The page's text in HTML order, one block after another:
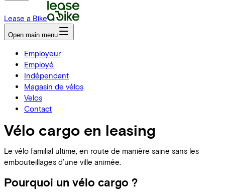
Lease a Bike
Open main menu
Employeur
Employé
Indépendant
Magasin de vélos
Velos
Contact
Vélo cargo en leasing
Le vélo familial ultime, en route de manière saine sans les
embouteillages d’une ville animée.
Pourquoi un vélo cargo ?